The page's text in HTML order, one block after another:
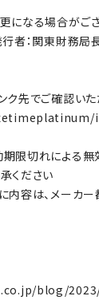
になる場合がご
者：関東財務局
先でご確認いた
限切れによる無
ください
内容は、メーカ
blog/